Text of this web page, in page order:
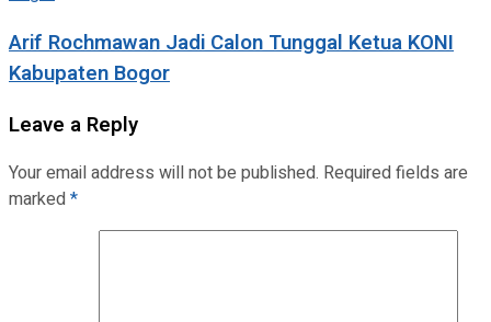
‎Arif Rochmawan Jadi Calon Tunggal Ketua KONI
Kabupaten Bogor‎
Leave a Reply
Your email address will not be published. Required fields are
marked*